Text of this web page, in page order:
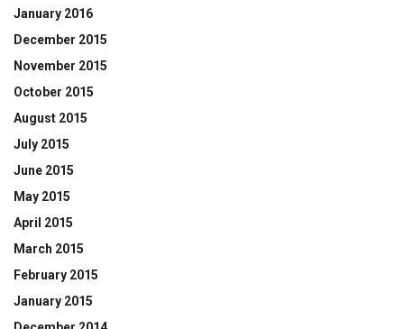
January 2016
December 2015
November 2015
October 2015
August 2015
July 2015
June 2015
May 2015
April 2015
March 2015
February 2015
January 2015